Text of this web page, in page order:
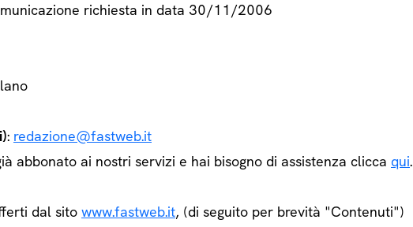
richiesta in data 30/11/2006
: redazione@fastweb.it
abbonato ai nostri servizi e hai bisogno di assistenza clicca qui.
dal sito www.fastweb.it, (di seguito per brevità "Contenuti")